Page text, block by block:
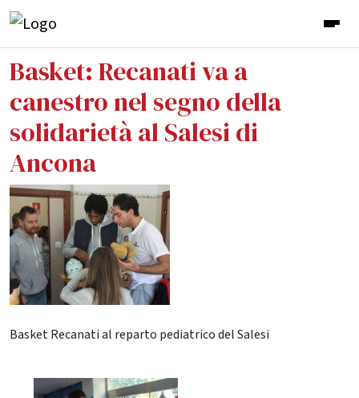
Basket: Recanati va a
canestro nel segno della
solidarietà al Salesi di
Ancona
Basket Recanati al reparto pediatrico del Salesi